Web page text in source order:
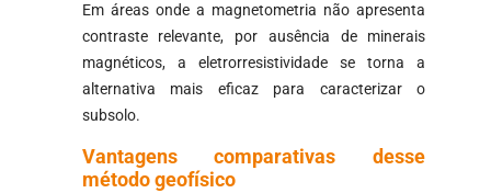
Em áreas onde a magnetometria não apresenta
contraste relevante, por ausência de minerais
magnéticos, a eletrorresistividade se torna a
alternativa mais eficaz para caracterizar o
subsolo.
Vantagens comparativas desse
método geofísico